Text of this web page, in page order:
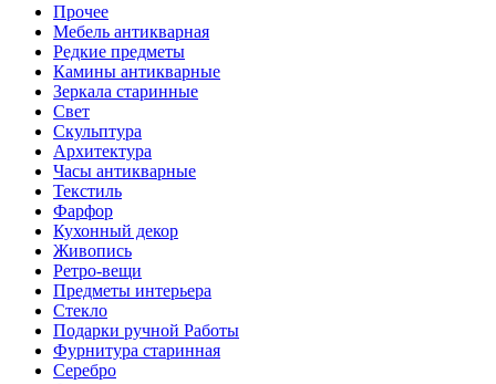
Прочее
Мебель антикварная
Редкие предметы
Камины антикварные
Зеркала старинные
Свет
Скульптура
Архитектура
Часы антикварные
Текстиль
Фарфор
Кухонный декор
Живопись
Ретро-вещи
Предметы интерьера
Стекло
Подарки ручной Работы
Фурнитура старинная
Серебро